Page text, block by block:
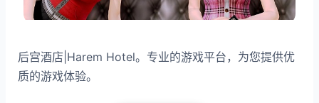
后宫酒店|Harem Hotel。专业的游戏平台，为您提供优
质的游戏体验。